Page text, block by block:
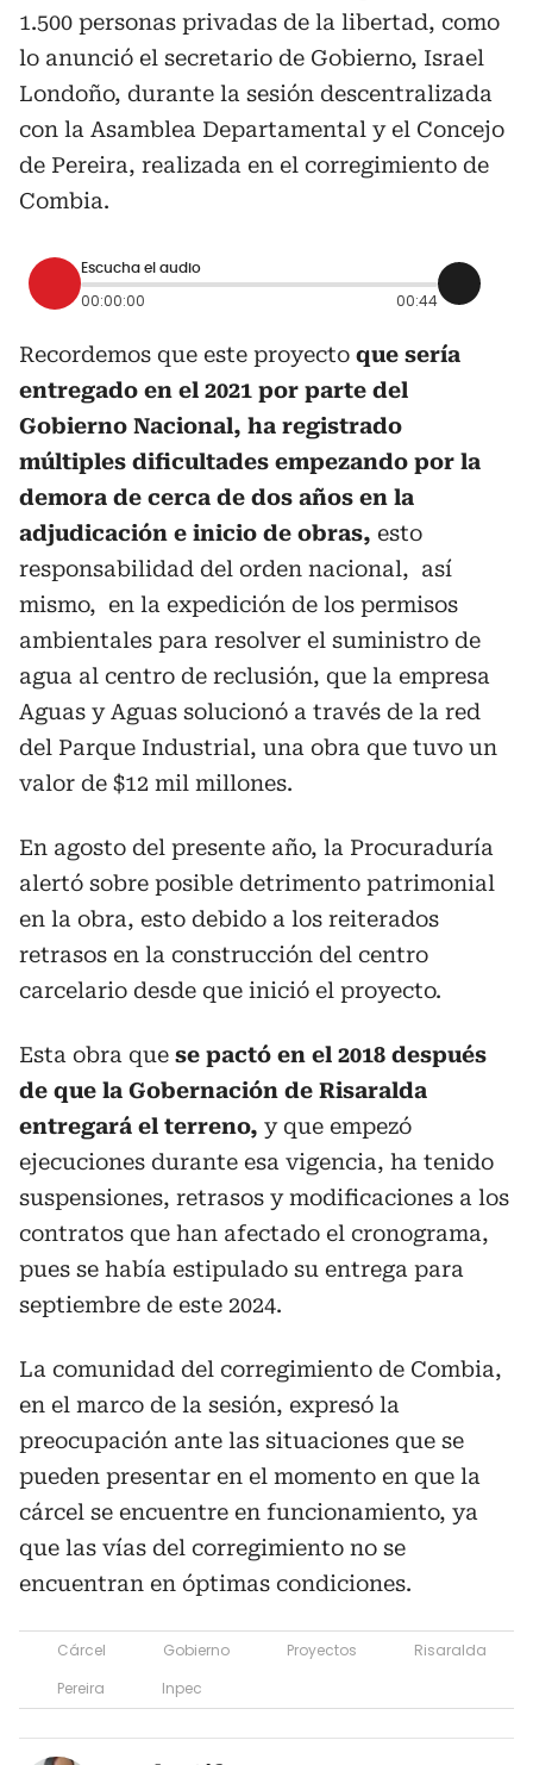
1.500 personas privadas de la libertad, como
lo anunció el secretario de Gobierno, Israel
Londoño, durante la sesión descentralizada
con la Asamblea Departamental y el Concejo
de Pereira, realizada en el corregimiento de
Combia.
Escucha el audio
00:00:00 00:44
Recordemos que este proyecto que sería
entregado en el 2021 por parte del
Gobierno Nacional, ha registrado
múltiples dificultades empezando por la
demora de cerca de dos años en la
adjudicación e inicio de obras, esto
responsabilidad del orden nacional, así
mismo, en la expedición de los permisos
ambientales para resolver el suministro de
agua al centro de reclusión, que la empresa
Aguas y Aguas solucionó a través de la red
del Parque Industrial, una obra que tuvo un
valor de $12 mil millones.
En agosto del presente año, la Procuraduría
alertó sobre posible detrimento patrimonial
en la obra, esto debido a los reiterados
retrasos en la construcción del centro
carcelario desde que inició el proyecto.
Esta obra que se pactó en el 2018 después
de que la Gobernación de Risaralda
entregará el terreno, y que empezó
ejecuciones durante esa vigencia, ha tenido
suspensiones, retrasos y modificaciones a los
contratos que han afectado el cronograma,
pues se había estipulado su entrega para
septiembre de este 2024.
La comunidad del corregimiento de Combia,
en el marco de la sesión, expresó la
preocupación ante las situaciones que se
pueden presentar en el momento en que la
cárcel se encuentre en funcionamiento, ya
que las vías del corregimiento no se
encuentran en óptimas condiciones.
Cárcel Gobierno Proyectos
Risaralda
Pereira
Inpec